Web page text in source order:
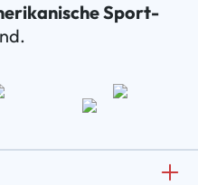
Sport-